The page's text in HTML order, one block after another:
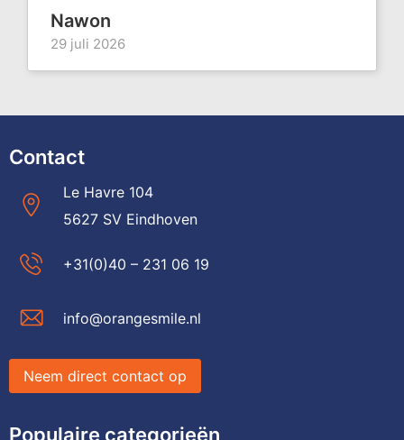
Nawon
29 juli 2026
Contact
Le Havre 104
5627 SV Eindhoven
+31(0)40 – 231 06 19
info@orangesmile.nl
Neem direct contact op
Populaire categorieën